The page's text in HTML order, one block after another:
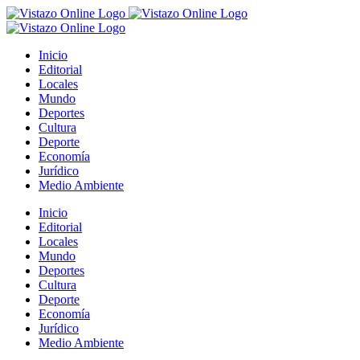
Saltar
al
Inicio
Editorial
Locales
Mundo
Deportes
Cultura
Deporte
Economía
Jurídico
Medio Ambiente
Inicio
Editorial
Locales
Mundo
Deportes
Cultura
Deporte
Economía
Jurídico
Medio Ambiente